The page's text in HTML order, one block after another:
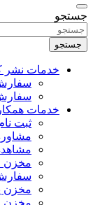
جستجو
جستجو
خدمات نشر
سفارش
خدمات
ثبت
مخزن
مخزن
مخزن